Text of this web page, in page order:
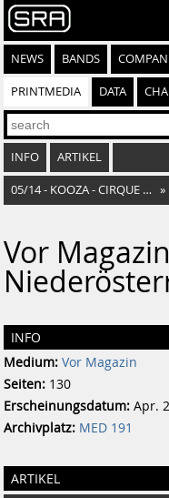
NEWS BANDS
PRINTMEDIA DATA
INFO ARTIKEL
05/14 - KOOZA - CIRQUE DU SOLEIL »
Vor
INFO
Medium: Vor Magazin
Seiten: 130
Erscheinungsdatum: Apr.
Archivplatz: MED 191
ARTIKEL